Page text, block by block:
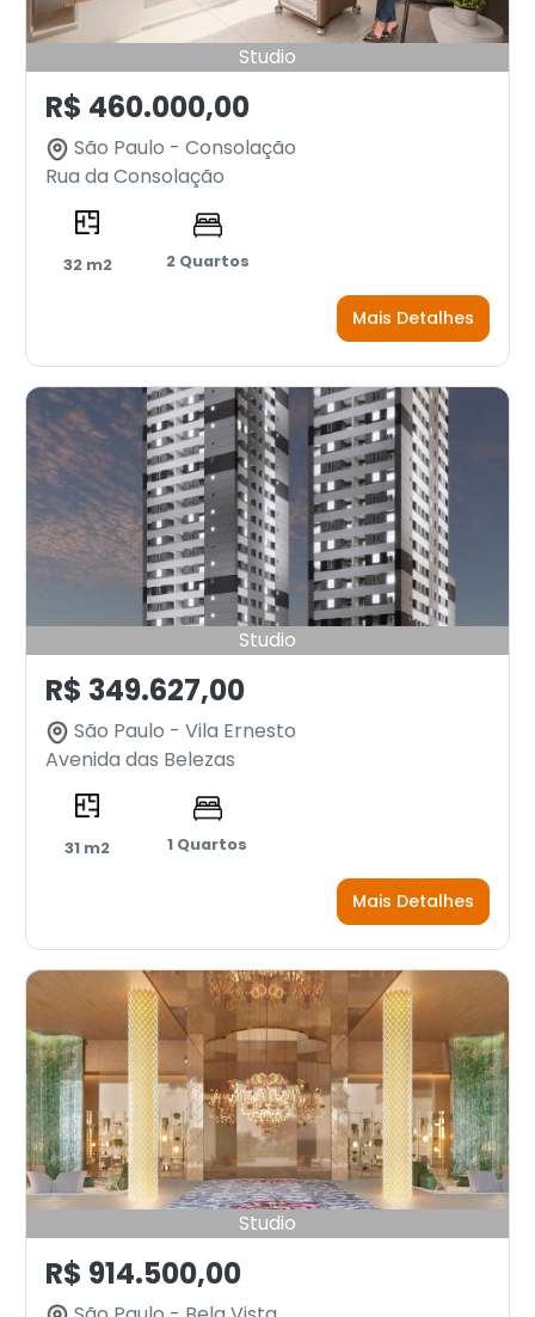
Studio
R$ 460.000,00
São Paulo - Consolação
Rua da Consolação
32 m2 2 Quartos
Mais Detalhes
Studio
R$ 349.627,00
São Paulo - Vila Ernesto
Avenida das Belezas
31 m2 1 Quartos
Mais Detalhes
Studio
R$ 914.500,00